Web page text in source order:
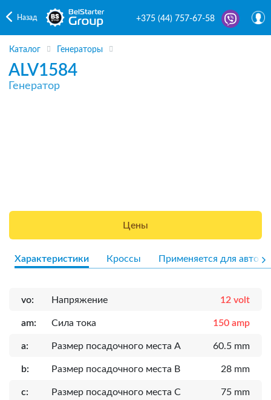
Назад +375 (44) 757-67-58
Каталог Генераторы
ALV1584
Генератор
Цены
Характеристики Кроссы Применяется для авто
vo: Напряжение 12 volt
am: Сила тока 150 amp
a: Размер посадочного места A 60.5 mm
b: Размер посадочного места B 28 mm
c: Размер посадочного места C 75 mm